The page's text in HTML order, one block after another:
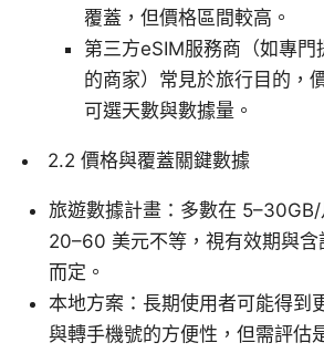
覆蓋，但價格區間較高。
第三方eSIM服務商（如專門
的商家）常見於旅行目的，
可選天數與數據量。
2.2 價格與覆蓋關鍵數據
旅遊數據計畫：多數在
20–60 美元不等，視有效期與含
而定。
本地方案：長期使用者可能得到
與轉手機號的方便性，但需評估